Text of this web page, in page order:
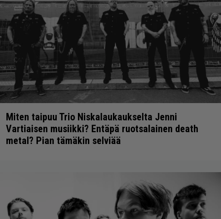
Miten taipuu Trio Niskalaukaukselta Jenni
Vartiaisen musiikki? Entäpä ruotsalainen death
metal? Pian tämäkin selviää